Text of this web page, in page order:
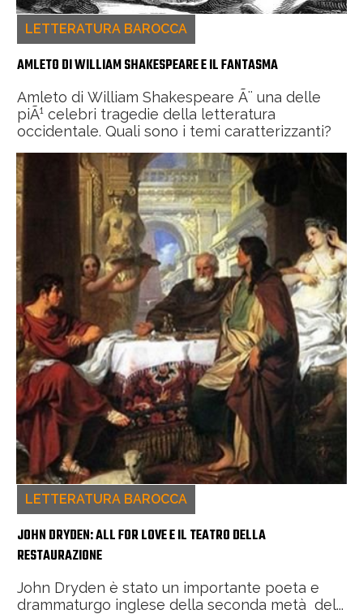
LETTERATURA BAROCCA
AMLETO DI WILLIAM SHAKESPEARE E IL FANTASMA
Amleto di William Shakespeare Ã¨ una delle
piÃ¹ celebri tragedie della letteratura
occidentale. Quali sono i temi caratterizzanti?
LETTERATURA BAROCCA
JOHN DRYDEN: ALL FOR LOVE E IL TEATRO DELLA
RESTAURAZIONE
John Dryden è stato un importante poeta e
drammaturgo inglese della seconda metà del...